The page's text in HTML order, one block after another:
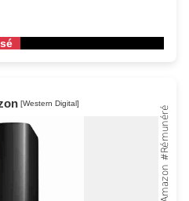
[Western Digital]